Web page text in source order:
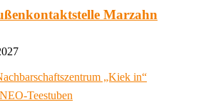
Marzahn
„Kiek in“
Teestuben